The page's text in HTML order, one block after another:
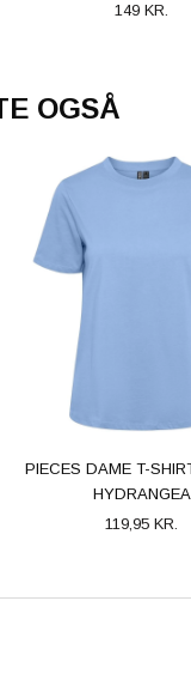
149 KR.
OGSÅ
PIECES DAME T-
HYDRANGEA
119,95 KR.